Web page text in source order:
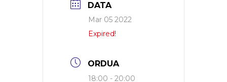
DATA
Mar 05 2022
Expired!
ORDUA
18:00 - 20:00